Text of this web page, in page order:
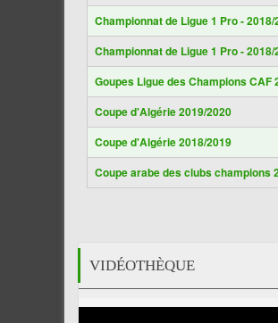
Championnat de Ligue 1 Pro - 2018/
Championnat de Ligue 1 Pro - 2018/
Goupes Ligue des Champions CAF
Coupe d'Algérie 2019/2020
Coupe d'Algérie 2018/2019
Coupe arabe des clubs champions
VIDÉOTHÈQUE